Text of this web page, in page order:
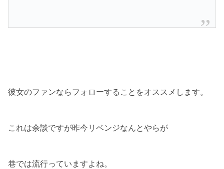
彼女のファンならフォローすることをオススメします。
これは余談ですが昨今リベンジなんとやらが
巷では流行っていますよね。